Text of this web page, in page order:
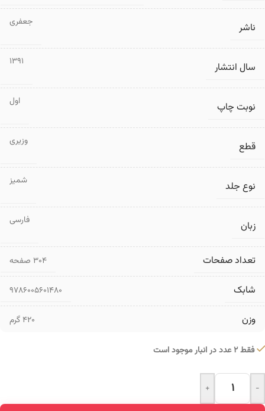
ناشر جعفری
سال انتشار 1391
نوبت چاپ اول
قطع وزیری
نوع جلد شمیز
زبان فارسی
تعداد صفحات ۳۰۴ صفحه
شابک 9786005601480
وزن 420 گرم
فقط 2 عدد در انبار موجود است
-
+